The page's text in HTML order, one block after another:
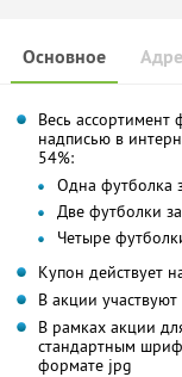
Основное
Весь
надписью в
54%:
Одна футболка
Две футболки за
Четыре
Купон действует
В акции
В рамках акции
стандартным
формате jpg